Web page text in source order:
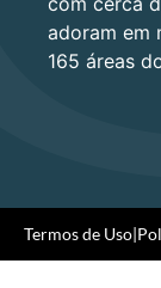
adoram em
165 áreas
Termos de Uso|